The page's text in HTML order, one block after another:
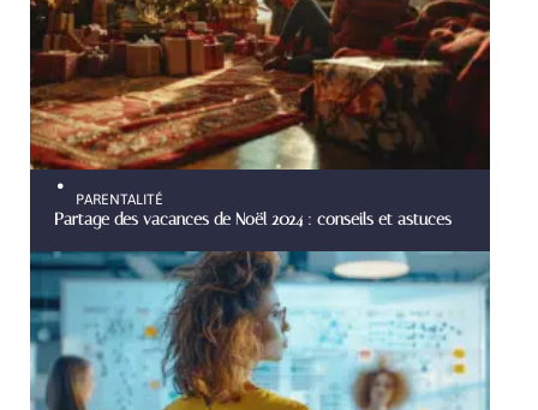
PARENTALITÉ
Partage des vacances de Noël 2024 : conseils et astuces